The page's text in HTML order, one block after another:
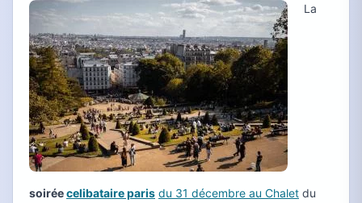
La
soiréecelibataire paris du 31 décembre au Chalet du